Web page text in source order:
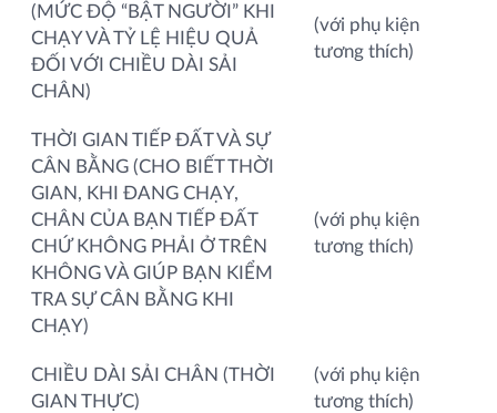
(MỨC ĐỘ “BẬT NGƯỜI” KHI
CHẠY VÀ TỶ LỆ HIỆU QUẢ
ĐỐI VỚI CHIỀU DÀI SẢI
CHÂN)
(với phụ kiện
tương thích)
THỜI GIAN TIẾP ĐẤT VÀ SỰ
CÂN BẰNG (CHO BIẾT THỜI
GIAN, KHI ĐANG CHẠY,
CHÂN CỦA BẠN TIẾP ĐẤT
CHỨ KHÔNG PHẢI Ở TRÊN
KHÔNG VÀ GIÚP BẠN KIỂM
TRA SỰ CÂN BẰNG KHI
CHẠY)
(với phụ kiện
tương thích)
CHIỀU DÀI SẢI CHÂN (THỜI
GIAN THỰC)
(với phụ kiện
tương thích)